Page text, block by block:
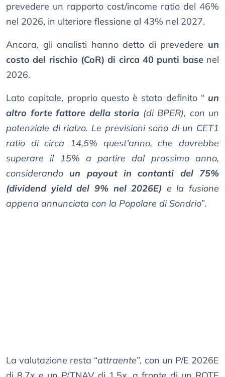
prevedere un rapporto cost/income ratio del 46%
nel 2026, in ulteriore flessione al 43% nel 2027.
Ancora, gli analisti hanno detto di prevedere un
costo del rischio (CoR) di circa 40 punti basenel
2026.
Lato capitale, proprio questo è stato definito “ un
altro forte fattore della storia (di BPER), con un
potenziale di rialzo. Le previsioni sono di un CET1
ratio di circa 14,5% quest’anno, che dovrebbe
superare il 15% a partire dal prossimo anno,
considerando un payout in contanti del 75%
(dividend yield del 9% nel 2026E) e la fusione
appena annunciata con la Popolare di Sondrio”.
La valutazione resta “attraente”, con un P/E 2026E